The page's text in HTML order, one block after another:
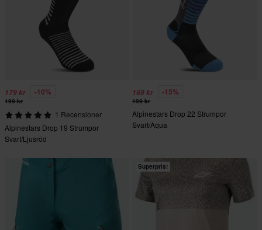
179 kr -10%
199 kr
1 Recensioner
Alpinestars Drop 19 Strumpor
Svart/Ljusröd
169 kr -15%
199 kr
Alpinestars Drop 22 Strumpor
Svart/Aqua
Superpris!